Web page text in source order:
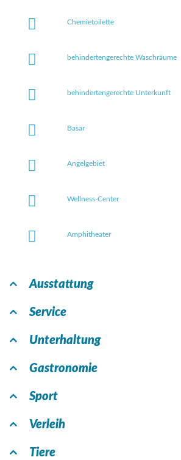
Chemietoilette
behindertengerechte Waschräume
behindertengerechte Unterkunft
Basar
Angelgebiet
Wellness-Center
Amphitheater
Ausstattung
Service
Unterhaltung
Gastronomie
Sport
Verleih
Tiere